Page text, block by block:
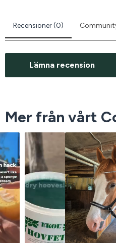
Recensioner (0)
Lämna recension
Mer från vårt